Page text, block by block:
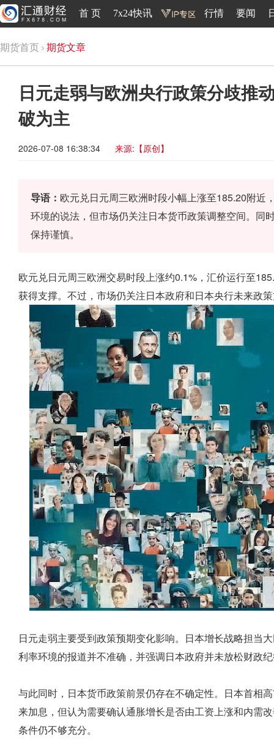
首 页 7x24快讯 行情 要闻
期货首页 期货文章
日元走弱与欧洲央行政策分歧推
破为主
2026-07-08 16:38:34 来源:【原创】
导语： 欧元兑日元周三欧洲时段小幅上涨至185.20附近
环境的说法，但市场仍关注日本货币政策调整空间。同
保持谨慎。
欧元兑日元周三欧洲交易时段上涨约0.1%，汇价运行至
获得支撑。不过，市场仍关注日本政府和日本央行未来政
日元走弱主要受到政策预期变化影响。日本增长战略担当
利率环境的报道并不准确，并强调日本政府并未放松财政
与此同时，日本货币政策前景仍存在不确定性。日本首相
来加息，但认为需要确认通胀增长是否由工资上涨和内需
条件仍不够充分。